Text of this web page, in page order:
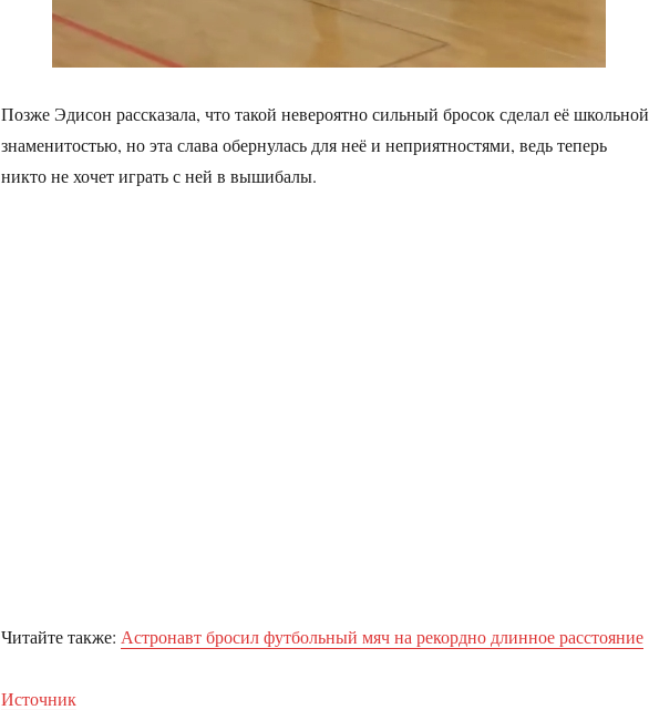
Позже Эдисон рассказала, что такой невероятно сильный бросок сделал её школьной
знаменитостью, но эта слава обернулась для неё и неприятностями, ведь теперь
никто не хочет играть с ней в вышибалы.
Читайте также: Астронавт бросил футбольный мяч на рекордно длинное расстояние
Источник